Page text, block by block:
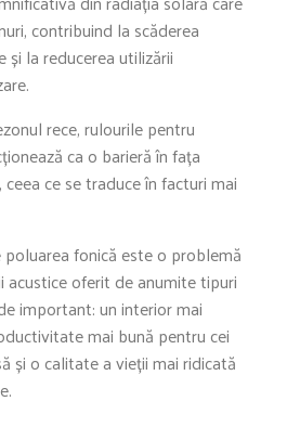
contribuind la scăderea
la reducerea utilizării
rece, rulourile pentru
ca o barieră în fața
ce se traduce în facturi mai
fonică este o problemă
acustice oferit de anumite tipuri
important: un interior mai
mai bună pentru cei
și o calitate a vieții mai ridicată